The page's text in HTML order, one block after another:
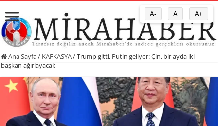
Ana Sayfa/ KAFKASYA/Trump gitti, Putin geliyor: Çin, bir ayda iki
başkan ağırlayacak
A- A A+